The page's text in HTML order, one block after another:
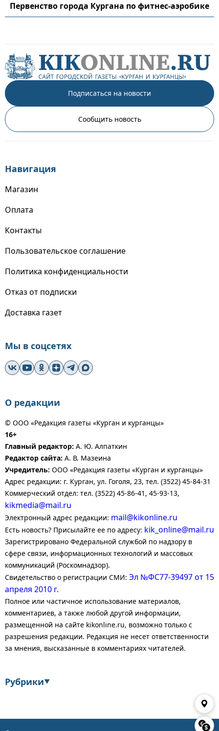
Первенство города Кургана по фитнес-аэробике
Подписаться на новости
Сообщить новость
Навигация
Магазин
Оплата
Контакты
Пользовательское соглашение
Политика конфиденциальности
Отказ от подписки
Доставка газет
Мы в соцсетях
О редакции
© ООО «Редакция газеты «Курган и курганцы»
16+
Главный редактор: А. Ю. Алпаткин
Редактор сайта: А. В. Мазеина
Учредитель: ООО «Редакция газеты «Курган и курганцы»
Адрес редакции: г. Курган, ул. Гоголя, 23, тел. (3522) 45-84-31
Коммерческий отдел: тел. (3522) 45-86-41, 45-93-13,
kikmedia@mail.ru
Электронный адрес редакции: mail@kikonline.ru
Есть новость? Присылайте ее по адресу: kik_online@mail.ru
Зарегистрировано Федеральной службой по надзору в
сфере связи, информационных технологий и массовых
коммуникаций (Роскомнадзор).
Свидетельство о регистрации СМИ: Эл №ФС77-39497 от 15
апреля 2010 г.
Полное или частичное использование материалов,
комментариев, а также любой другой информации,
размещенной на сайте kikonline.ru, возможно только с
разрешения редакции. Редакция не несет ответственности
за мнения, высказанные в комментариях читателей.
Рубрики▼